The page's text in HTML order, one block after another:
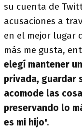
su cuenta de
acusaciones a
en el mejor lugar
más me gusta,
elegí mantener
privada, guardar
acomode las
preservando lo
es mi hijo".